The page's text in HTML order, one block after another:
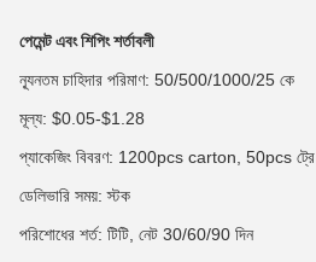
পেমেন্ট এবং শিপিং শর্তাবলী
ন্যূনতম চাহিদার পরিমাণ: 50/500/1000/25 কে
মূল্য: $0.05-$1.28
প্যাকেজিং বিবরণ: 1200pcs carton, 50pcs ট্রে
ডেলিভারি সময়: স্টক
পরিশোধের শর্ত: টিটি, নেট 30/60/90 দিন